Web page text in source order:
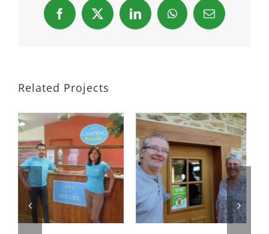
Facebook
X LinkedInWhatsAppEmail
Related Projects